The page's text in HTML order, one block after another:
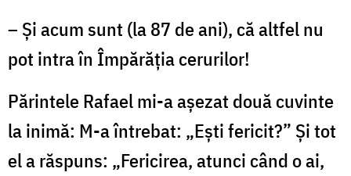
– Și acum sunt (la 87 de ani), că altfel nu
pot intra în Împărăția cerurilor!
Părintele Rafael mi-a așezat două cuvinte
la inimă: M-a întrebat: „Ești fericit?” Și tot
el a răspuns: „Fericirea, atunci când o ai,